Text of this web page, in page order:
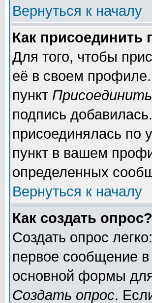
Вернуться к началу
Как
Для того, чтобы
её в своем
пункт
подпись
присоединялась по
пункт в вашем
определенных
Вернуться к началу
Как создать опрос?
Создать опрос
первое сообщение в
основной формы
Создать опрос.